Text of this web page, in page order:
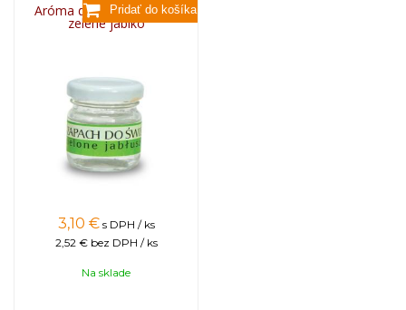
Aróma do sviečok, 25g -
zelené jablko
3,10 € s DPH / ks
2,52 € bez DPH / ks
Na sklade